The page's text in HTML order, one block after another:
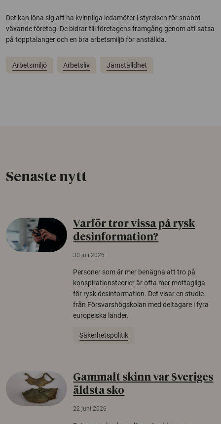
Det kan löna sig att ha kvinnliga ledamöter i styrelsen för snabbt
växande företag. De bidrar till företagens framgång genom att satsa
på topptalanger och en bra arbetsmiljö för anställda.
Arbetsmiljö Arbetsliv Jämställdhet
Senaste nytt
Varför tror vissa på rysk
desinformation?
30 juli 2026
Personer som är mer benägna att tro på
konspirationsteorier är ofta mer mottagliga
för rysk desinformation. Det visar en studie
från Försvarshögskolan med deltagare i fyra
europeiska länder.
Säkerhetspolitik
Gammalt skinn var Sveriges
äldsta sko
22 juni 2026